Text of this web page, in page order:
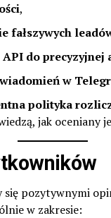
,
fałszywych
do precyzyjnej
w
polityka
jak oceniany
się pozytywnymi
w zakresie: